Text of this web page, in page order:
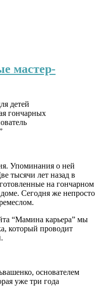
мастер-
гончарных
Упоминания о ней
тысячи лет назад в
на гончарном
Сегодня же непросто
“Мамина карьера” мы
который проводит
.
основателем
уже три года